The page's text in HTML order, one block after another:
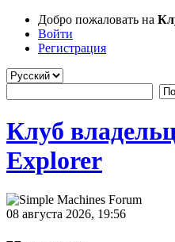
Добро пожаловать на
Войти
Регистрация
Клуб
Explorer
08 августа 2026, 19:56